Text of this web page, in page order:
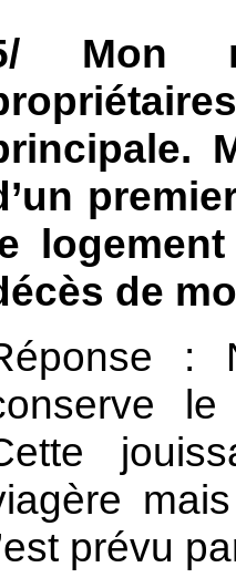
Mon
de
:
prévu